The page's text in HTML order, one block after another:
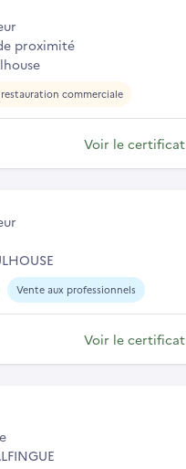
proximité
commerciale
Voir le certificat
Vente aux professionnels
Voir le certificat